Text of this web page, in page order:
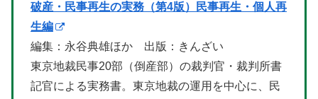
破産・民事再生の実務（第4版）民事再生・個人再
生編
編集：永谷典雄ほか 出版：きんざい
東京地裁民事20部（倒産部）の裁判官・裁判所書
記官による実務書。東京地裁の運用を中心に、民